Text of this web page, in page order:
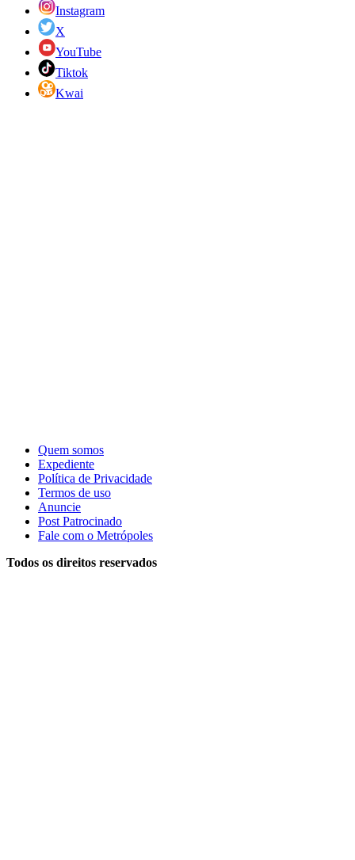
Instagram
X
YouTube
Tiktok
Kwai
Quem somos
Expediente
Política de Privacidade
Termos de uso
Anuncie
Post Patrocinado
Fale com o Metrópoles
Todos os direitos reservados